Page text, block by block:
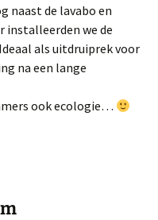
naast de lavabo en
installeerden we de
als uitdruiprek voor
na een lange
ook ecologie…